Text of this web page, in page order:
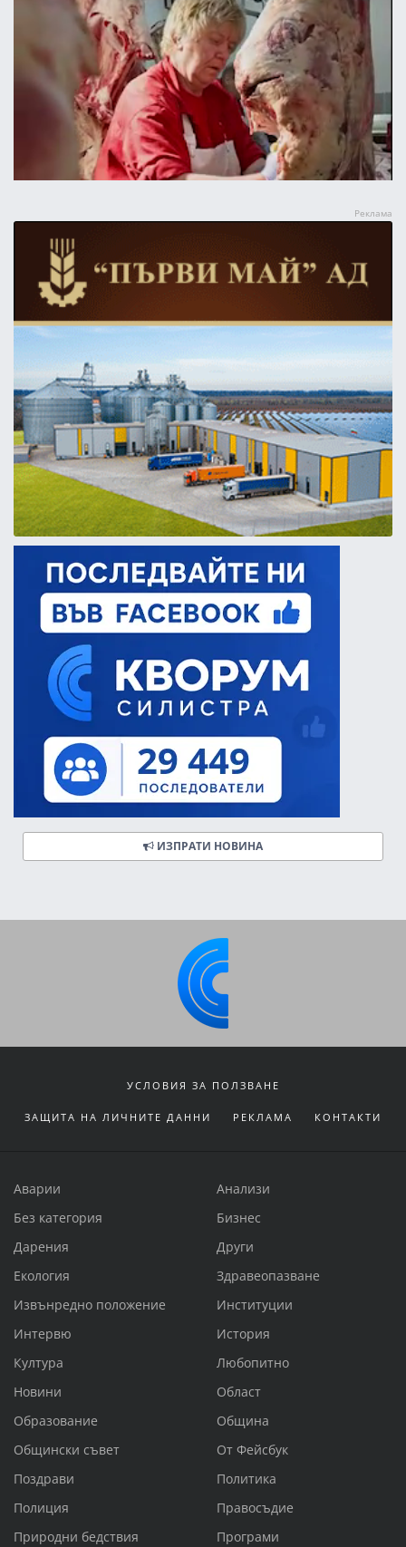
ИЗПРАТИ НОВИНА
УСЛОВИЯ ЗА ПОЛЗВАНЕ
ЗАЩИТА НА ЛИЧНИТЕ ДАННИ РЕКЛАМА КОНТАКТИ
Аварии
Анализи
Без категория
Бизнес
Дарения
Други
Екология
Здравеопазване
Извънредно положение
Институции
Интервю
История
Култура
Любопитно
Новини
Област
Образование
Община
Общински съвет
От Фейсбук
Поздрави
Политика
Полиция
Правосъдие
Природни бедствия
Програми